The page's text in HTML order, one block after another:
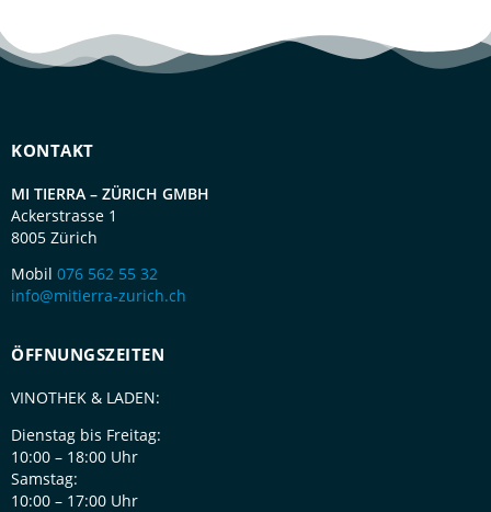
KONTAKT
MI TIERRA – ZÜRICH GMBH
Ackerstrasse 1
8005 Zürich
Mobil 076 562 55 32
info@mitierra-zurich.ch
ÖFFNUNGSZEITEN
VINOTHEK & LADEN:
Dienstag bis Freitag:
10:00 – 18:00 Uhr
Samstag:
10:00 – 17:00 Uhr